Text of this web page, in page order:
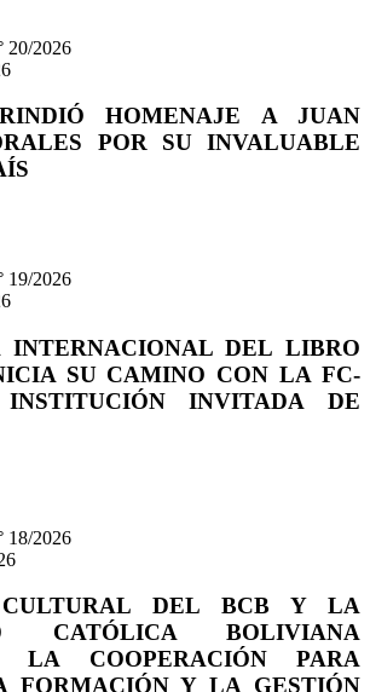
20/2026
HOMENAJE A JUAN
POR SU INVALUABLE
19/2026
INTERNACIONAL DEL LIBRO
SU CAMINO CON LA FC-
INVITADA DE
18/2026
CULTURAL DEL BCB Y LA
CATÓLICA BOLIVIANA
LA COOPERACIÓN PARA
FORMACIÓN Y LA GESTIÓN